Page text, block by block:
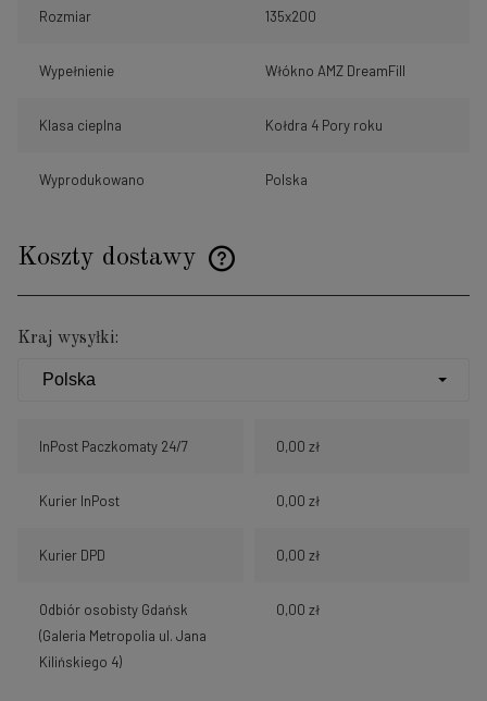
Rozmiar 135x200
Wypełnienie Włókno AMZ DreamFill
Klasa cieplna Kołdra 4 Pory roku
Wyprodukowano Polska
Koszty dostawy
Cena nie zawiera ewentualnych kosztów płatności
Kraj wysyłki:
InPost Paczkomaty 24/7 0,00 zł
Kurier InPost 0,00 zł
Kurier DPD 0,00 zł
Odbiór osobisty Gdańsk
(Galeria Metropolia ul. Jana
Kilińskiego 4)
0,00 zł